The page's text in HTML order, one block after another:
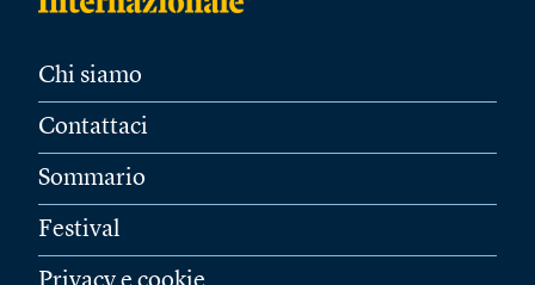
Chi siamo
Contattaci
Sommario
Festival